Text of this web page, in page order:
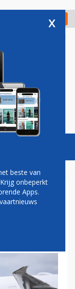
Check in
Vacatures
x
beste van
onbeperkt
Apps.